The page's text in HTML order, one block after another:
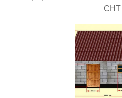
СНТ